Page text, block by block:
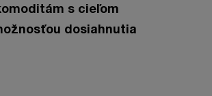
s cieľom
dosiahnutia